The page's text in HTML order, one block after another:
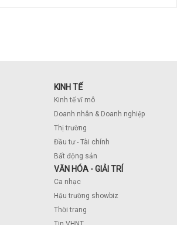
KINH TẾ
Kinh tế vĩ mô
Doanh nhân & Doanh nghiệp
Thị trường
Đầu tư - Tài chính
Bất động sản
VĂN HÓA - GIẢI TRÍ
Ca nhạc
Hậu trường showbiz
Thời trang